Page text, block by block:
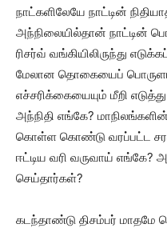
நாட்களிலேயே நாட்டின்
அந்நிலையில்தான் நாட்டின்
ரிசர்வ் வங்கியிலிருந்து
மேலான தொகையைப்
எச்சரிக்கையையும் மீறி
அந்நிதி எங்கே?
கொள்ள கொண்டு வரப்பட்ட
ஈட்டிய வரி வருவாய்
செய்தார்கள்?
கடந்தாண்டு திசம்பர்